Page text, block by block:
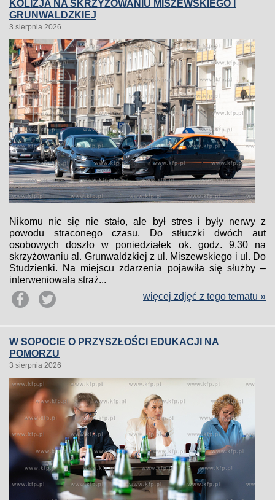
KOLIZJA NA SKRZYŻOWANIU MISZEWSKIEGO I
GRUNWALDZKIEJ
3 sierpnia 2026
Nikomu nic się nie stało, ale był stres i były nerwy z
powodu straconego czasu. Do stłuczki dwóch aut
osobowych doszło w poniedziałek ok. godz. 9.30 na
skrzyżowaniu al. Grunwaldzkiej z ul. Miszewskiego i ul. Do
Studzienki. Na miejscu zdarzenia pojawiła się służby –
interweniowała straż...
więcej zdjęć z tego tematu »
W SOPOCIE O PRZYSZŁOŚCI EDUKACJI NA
POMORZU
3 sierpnia 2026